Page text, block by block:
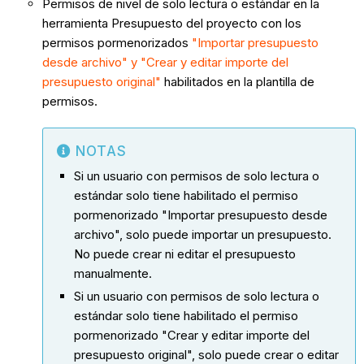
Permisos de nivel de solo lectura o estándar en la
herramienta Presupuesto del proyecto con los
permisos pormenorizados "Importar presupuesto
desde archivo" y "Crear y editar importe del
presupuesto original" habilitados en la plantilla de
permisos.
NOTAS
Si un usuario con permisos de solo lectura o
estándar solo tiene habilitado el permiso
pormenorizado "Importar presupuesto desde
archivo", solo puede importar un presupuesto.
No puede crear ni editar el presupuesto
manualmente.
Si un usuario con permisos de solo lectura o
estándar solo tiene habilitado el permiso
pormenorizado "Crear y editar importe del
presupuesto original", solo puede crear o editar